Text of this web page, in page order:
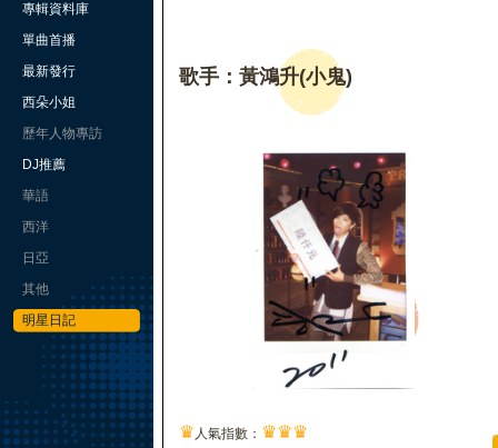
專輯資料庫
單曲首播
最新發行
西朵小姐
歷年人物專訪
DJ推薦
華語
西洋
日亞
其他
明星日記
歌手：黃鴻升(小鬼)
♛ 人氣指數： ♛♛♛